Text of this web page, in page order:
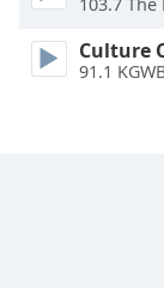
Edge
Style
103.7 The
Culture
91.1